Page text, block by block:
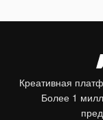
Креативная
Более 1